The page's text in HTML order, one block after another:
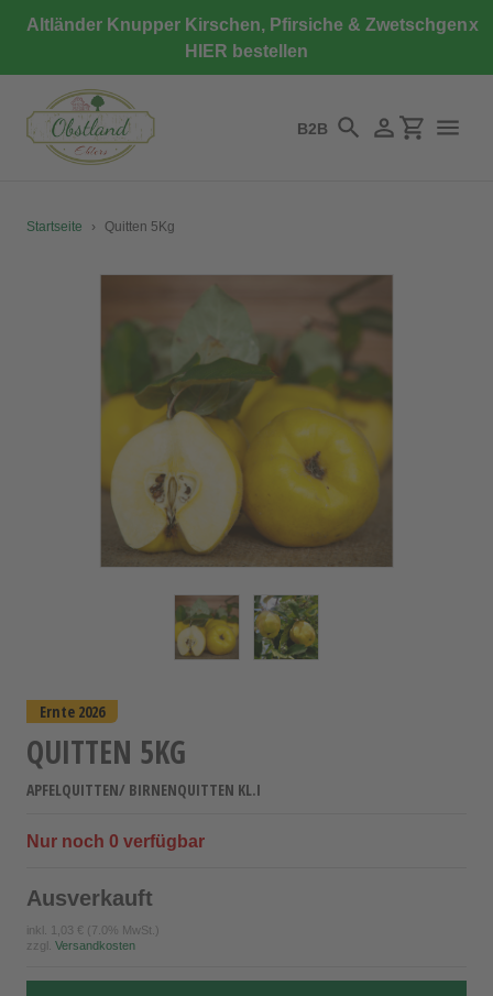
zumAltländer Knupper Kirschen, Pfirsiche & Zwetschgen
HIER bestellen
x
B2B SuchenEinloggen
Startseite › Quitten 5Kg
Ernte 2026
QUITTEN 5KG
APFELQUITTEN/ BIRNENQUITTEN KL.I
Nur noch 0 verfügbar
Ausverkauft
inkl. 1,03 € (7.0% MwSt.)
zzgl. Versandkosten